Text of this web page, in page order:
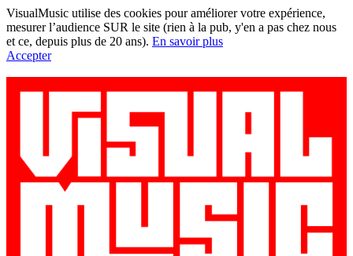
VisualMusic utilise des cookies pour améliorer votre expérience,
mesurer l’audience SUR le site (rien à la pub, y'en a pas chez nous
et ce, depuis plus de 20 ans). En savoir plus
Accepter